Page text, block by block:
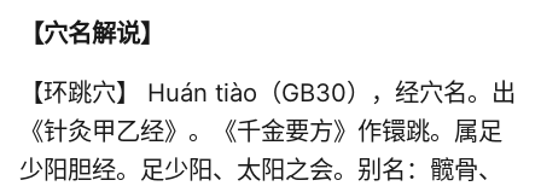
【穴名解说】
【环跳穴】 Huán tiào（GB30），经穴名。出
《针灸甲乙经》。《千金要方》作镮跳。属足
少阳胆经。足少阳、太阳之会。别名：髋骨、